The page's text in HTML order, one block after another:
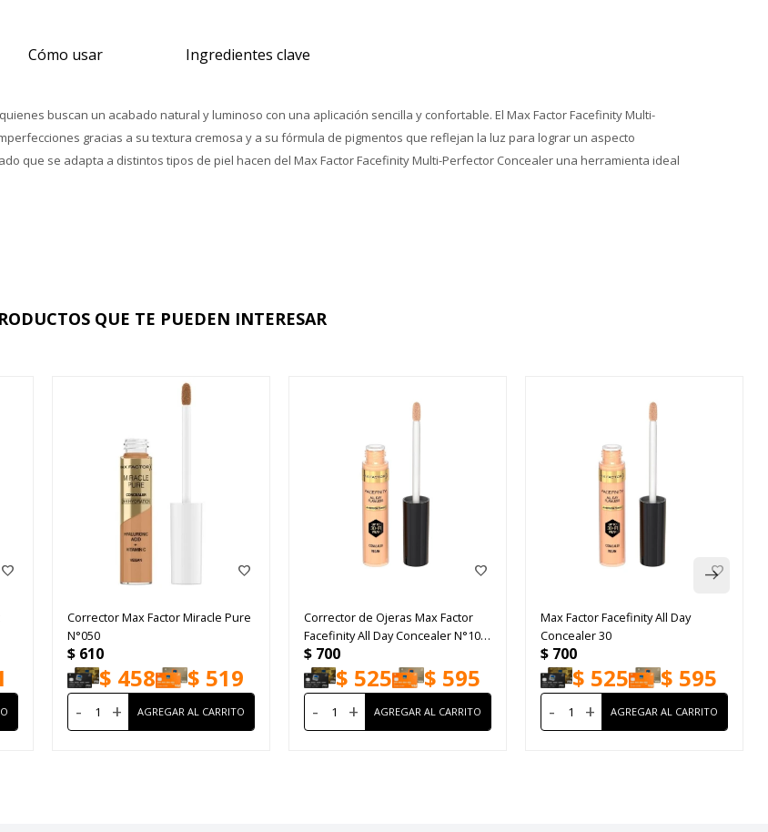
Cómo usar Ingredientes clave
buscan un acabado natural y luminoso con una aplicación sencilla y confortable. El Max Factor Facefinity Multi-
gracias a su textura cremosa y a su fórmula de pigmentos que reflejan la luz para lograr un aspecto
que se adapta a distintos tipos de piel hacen del Max Factor Facefinity Multi-Perfector Concealer una herramienta ideal
QUE TE PUEDEN INTERESAR
Corrector Max Factor Miracle Pure
N°050
$ 610
$ 458 $ 519
- +
Corrector de Ojeras Max Factor
Facefinity All Day Concealer N°10
7.8ml
$ 700
$ 525 $ 595
- +
Max Factor Facefinity All Day
Concealer 30
$ 700
$ 525 $ 595
- +